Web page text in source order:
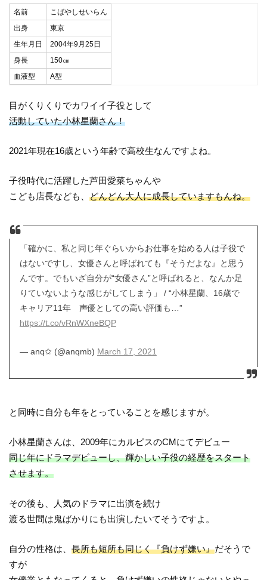
名前
こばやしせいらん
出身
東京
生年月日
2004年9月25日
身長
150㎝
血液型
A型
目がくりくりでカワイイ子役として
活動していた小林星蘭さん！
2021年現在16歳という年齢で高校生なんですよね。
子役時代に活躍した芦田愛菜ちゃんや
こども店長なども、どんどん大人に成長していますもんね。
「確かに、私と同じ年ぐらいからお仕事を始める人は子役で
はないですし、女優さんと呼ばれても『そうだよな』と思う
んです。でもいざ自分が“女優さん”と呼ばれると、なんか足
りていないような感じがしてしまう」 / “小林星蘭、16歳で
キャリア11年 声優としての高い評価も…”
https://t.co/vRnWXneBQP
— anq✩ (@anqmb) March 17, 2021
と同時に自分も年をとっていることを感じますが。
小林星蘭さんは、2009年にカルピスのCMにてデビュー
同じ年にドラマデビューし、輝かしい子役の経歴をスタート
させます。
その後も、人気のドラマに出演を続け
渡る世間は鬼ばかりにも出演したいてそうですよ。
自分の性格は、長所も短所も同じく『負けず嫌い』だそうで
すが